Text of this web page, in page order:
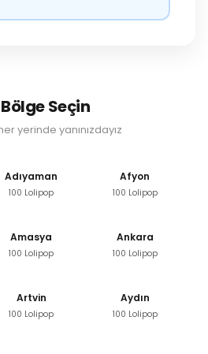
Bölge Seçin
yerinde yanınızdayız
Adıyaman
100 Lolipop
Afyon
100 Lolipop
Amasya
100 Lolipop
Ankara
100 Lolipop
Artvin
100 Lolipop
Aydın
100 Lolipop